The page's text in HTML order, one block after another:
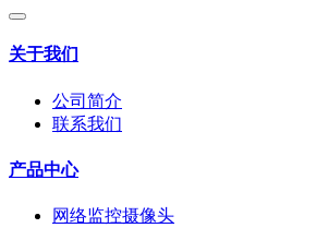
关于我们
公司简介
联系我们
产品中心
网络监控摄像头